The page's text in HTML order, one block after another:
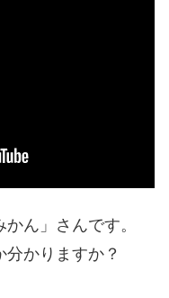
ん」さんです。
かりますか？